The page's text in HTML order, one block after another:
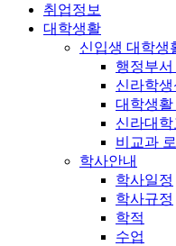
취업정보
대학생활
신입생 대학생
행정부
신라학
대학생
신라대
비교과
학사안내
학사일정
학사규정
학적
수업